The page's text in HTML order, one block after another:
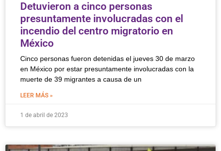
Detuvieron a cinco personas
presuntamente involucradas con el
incendio del centro migratorio en
México
Cinco personas fueron detenidas el jueves 30 de marzo
en México por estar presuntamente involucradas con la
muerte de 39 migrantes a causa de un
LEER MÁS »
1 de abril de 2023